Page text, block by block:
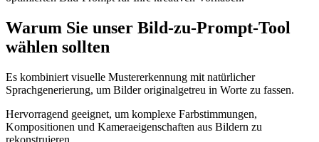
Warum Sie unser Bild-zu-Prompt-Tool
wählen sollten
Es kombiniert visuelle Mustererkennung mit natürlicher
Sprachgenerierung, um Bilder originalgetreu in Worte zu fassen.
Hervorragend geeignet, um komplexe Farbstimmungen,
Kompositionen und Kameraeigenschaften aus Bildern zu
rekonstruieren.